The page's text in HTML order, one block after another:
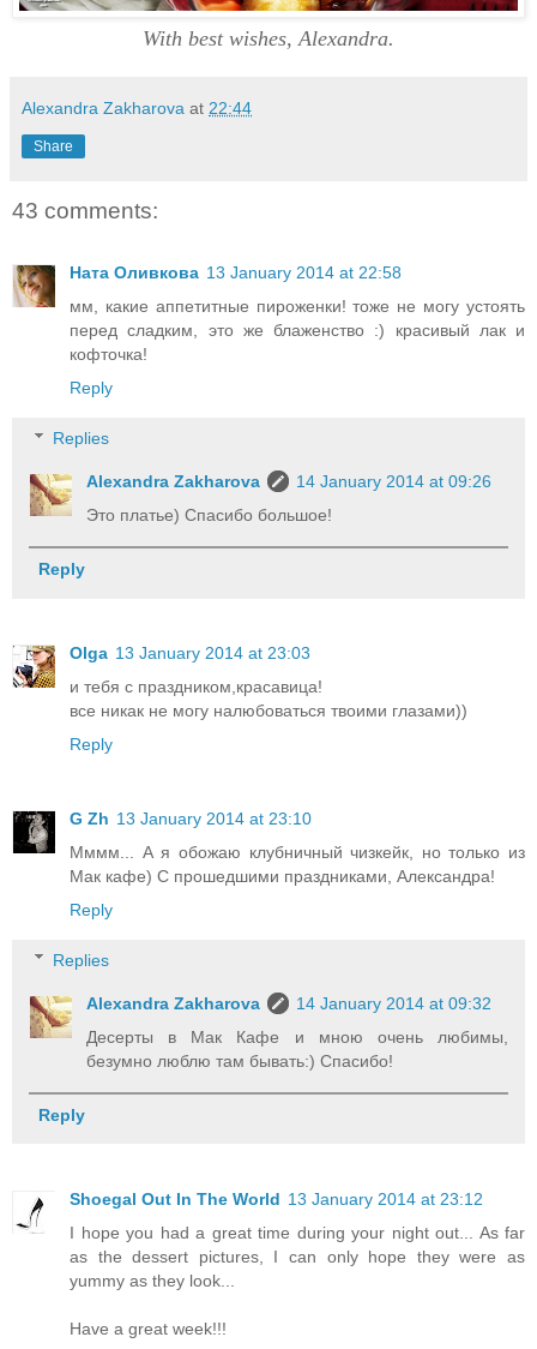
With best wishes, Alexandra.
Alexandra Zakharova at 22:44
Share
43 comments:
Ната Оливкова 13 January 2014 at 22:58
мм, какие аппетитные пироженки! тоже не могу устоять
перед сладким, это же блаженство :) красивый лак и
кофточка!
Reply
Replies
Alexandra Zakharova
14 January 2014 at 09:26
Это платье) Спасибо большое!
Reply
Olga 13 January 2014 at 23:03
и тебя с праздником,красавица!
все никак не могу налюбоваться твоими глазами))
Reply
G Zh 13 January 2014 at 23:10
Мммм... А я обожаю клубничный чизкейк, но только из
Мак кафе) С прошедшими праздниками, Александра!
Reply
Replies
Alexandra Zakharova
14 January 2014 at 09:32
Десерты в Мак Кафе и мною очень любимы,
безумно люблю там бывать:) Спасибо!
Reply
Shoegal Out In The World 13 January 2014 at 23:12
I hope you had a great time during your night out... As far
as the dessert pictures, I can only hope they were as
yummy as they look...
Have a great week!!!